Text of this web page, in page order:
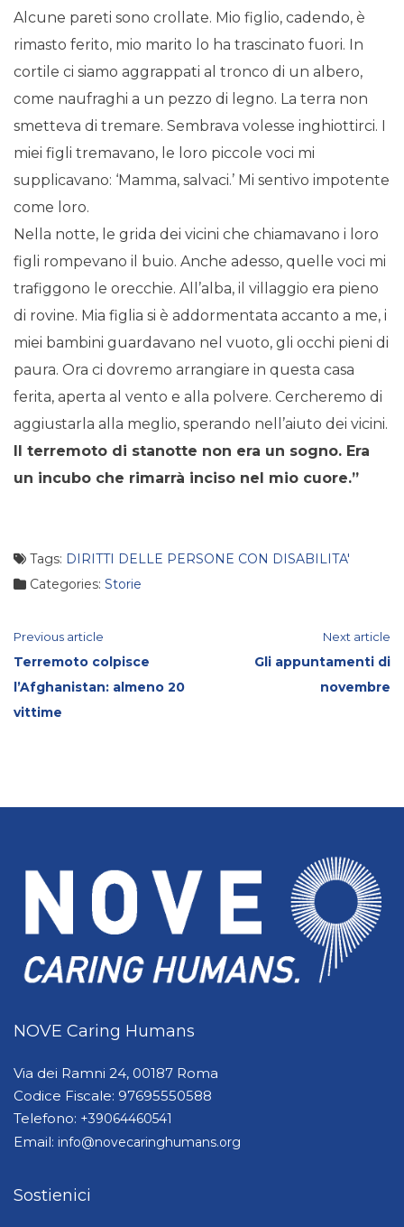
Alcune pareti sono crollate. Mio figlio, cadendo, è
rimasto ferito, mio marito lo ha trascinato fuori. In
cortile ci siamo aggrappati al tronco di un albero,
come naufraghi a un pezzo di legno. La terra non
smetteva di tremare. Sembrava volesse inghiottirci. I
miei figli tremavano, le loro piccole voci mi
supplicavano: ‘Mamma, salvaci.’ Mi sentivo impotente
come loro.
Nella notte, le grida dei vicini che chiamavano i loro
figli rompevano il buio. Anche adesso, quelle voci mi
trafiggono le orecchie. All’alba, il villaggio era pieno
di rovine. Mia figlia si è addormentata accanto a me, i
miei bambini guardavano nel vuoto, gli occhi pieni di
paura. Ora ci dovremo arrangiare in questa casa
ferita, aperta al vento e alla polvere. Cercheremo di
aggiustarla alla meglio, sperando nell’aiuto dei vicini.
Il terremoto di stanotte non era un sogno. Era
un incubo che rimarrà inciso nel mio cuore.”
Tags: DIRITTI DELLE PERSONE CON DISABILITA'
Categories: Storie
Continue
Reading
Previous article
Terremoto colpisce
l’Afghanistan: almeno 20
vittime
Next article
Gli appuntamenti di
novembre
NOVE Caring Humans
Via dei Ramni 24, 00187 Roma
Codice Fiscale: 97695550588
Telefono: +39064460541
Email: info@novecaringhumans.org
Sostienici